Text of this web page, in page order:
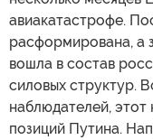
авиакатастрофе.
расформирована, а
вошла в состав
силовых структур.
наблюдателей,
позиций Путина.